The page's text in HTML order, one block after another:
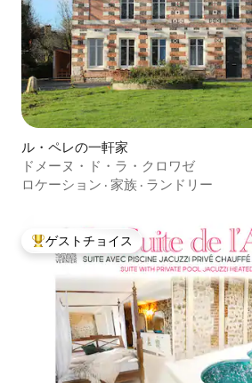
ル・ペレの一軒家
ドメーヌ・ド・ラ・クロワゼ
ロケーション · 家族 · ランドリー
大好評のゲストチョイスです。
ゲストチョイス